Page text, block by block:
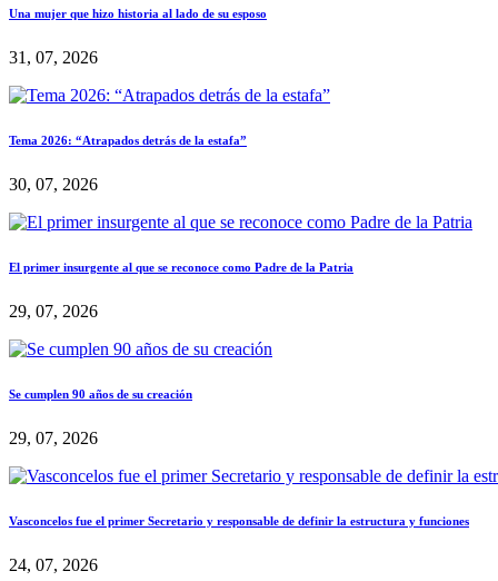
Una mujer que hizo historia al lado de su esposo
31, 07, 2026
Tema 2026: “Atrapados detrás de la estafa”
30, 07, 2026
El primer insurgente al que se reconoce como Padre de la Patria
29, 07, 2026
Se cumplen 90 años de su creación
29, 07, 2026
Vasconcelos fue el primer Secretario y responsable de definir la estructura y funciones
24, 07, 2026